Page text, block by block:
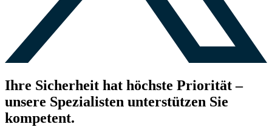
Ihre Sicherheit hat höchste Priorität –
unsere Spezialisten unterstützen Sie
kompetent.